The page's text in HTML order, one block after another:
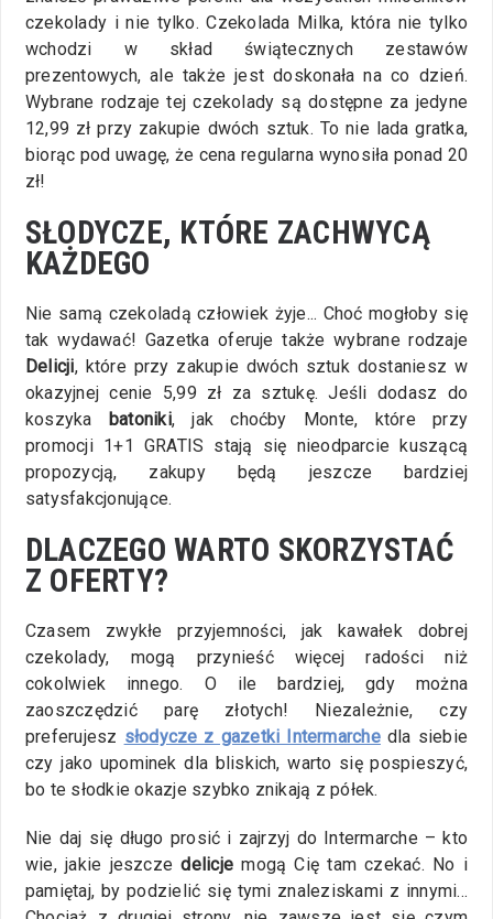
czekolady i nie tylko. Czekolada Milka, która nie tylko
wchodzi w skład świątecznych zestawów
prezentowych, ale także jest doskonała na co dzień.
Wybrane rodzaje tej czekolady są dostępne za jedyne
12,99 zł przy zakupie dwóch sztuk. To nie lada gratka,
biorąc pod uwagę, że cena regularna wynosiła ponad 20
zł!
SŁODYCZE, KTÓRE ZACHWYCĄ
KAŻDEGO
Nie samą czekoladą człowiek żyje... Choć mogłoby się
tak wydawać! Gazetka oferuje także wybrane rodzaje
Delicji, które przy zakupie dwóch sztuk dostaniesz w
okazyjnej cenie 5,99 zł za sztukę. Jeśli dodasz do
koszyka batoniki, jak choćby Monte, które przy
promocji 1+1 GRATIS stają się nieodparcie kuszącą
propozycją, zakupy będą jeszcze bardziej
satysfakcjonujące.
DLACZEGO WARTO SKORZYSTAĆ
Z OFERTY?
Czasem zwykłe przyjemności, jak kawałek dobrej
czekolady, mogą przynieść więcej radości niż
cokolwiek innego. O ile bardziej, gdy można
zaoszczędzić parę złotych! Niezależnie, czy
preferujesz słodycze z gazetki Intermarchedla siebie
czy jako upominek dla bliskich, warto się pospieszyć,
bo te słodkie okazje szybko znikają z półek.
Nie daj się długo prosić i zajrzyj do Intermarche – kto
wie, jakie jeszczedelicje mogą Cię tam czekać. No i
pamiętaj, by podzielić się tymi znaleziskami z innymi...